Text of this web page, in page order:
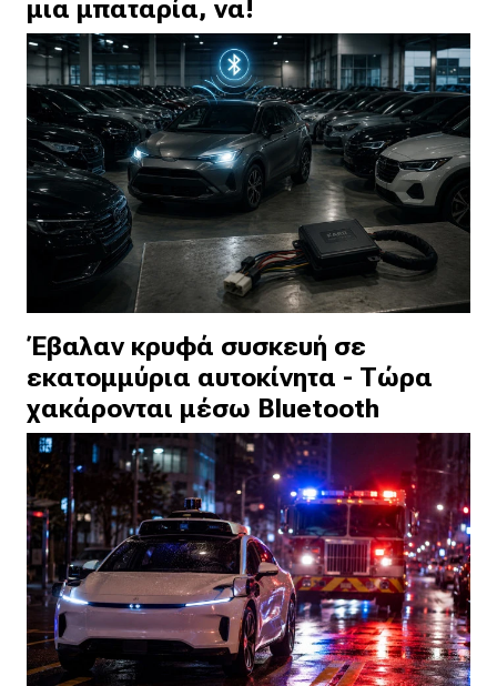
μια μπαταρία, να!
Έβαλαν κρυφά συσκευή σε
εκατομμύρια αυτοκίνητα - Τώρα
χακάρονται μέσω Bluetooth